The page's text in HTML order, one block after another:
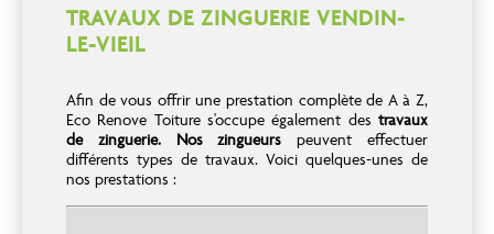
TRAVAUX DE ZINGUERIE VENDIN-
LE-VIEIL
Afin de vous offrir une prestation complète de A à Z,
Eco Renove Toiture s'occupe également des travaux
de zinguerie.
Nos zingueurs peuvent effectuer
différents types de travaux. Voici quelques-unes de
nos prestations :